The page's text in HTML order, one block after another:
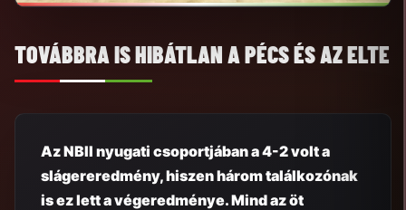
TOVÁBBRA IS HIBÁTLAN A PÉCS ÉS AZ ELTE
Az NBII nyugati csoportjában a 4-2 volt a
slágereredmény, hiszen három találkozónak
is ez lett a végeredménye. Mind az öt